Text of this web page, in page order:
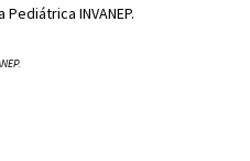
INVANEP.